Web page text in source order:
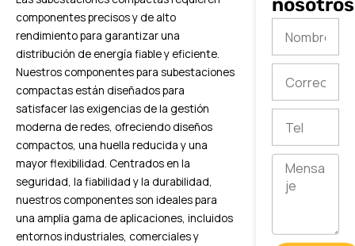
componentes precisos y de alto
rendimiento para garantizar una
distribución de energía fiable y eficiente.
Nuestros componentes para subestaciones
compactas están diseñados para
satisfacer las exigencias de la gestión
moderna de redes, ofreciendo diseños
compactos, una huella reducida y una
mayor flexibilidad. Centrados en la
seguridad, la fiabilidad y la durabilidad,
nuestros componentes son ideales para
una amplia gama de aplicaciones, incluidos
entornos industriales, comerciales y
nosotros
electrónico
Mensaje